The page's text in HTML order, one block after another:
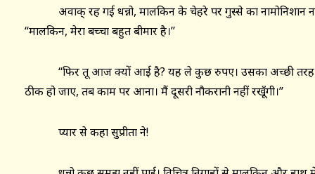
अवाक् रह गई धन्नो, मालकिन के चेहरे पर गुस्से का नामोनिशान
‘‘मालकिन, मेरा बच्चा बहुत बीमार है।’’
‘‘फिर तू आज क्यों आई है? यह ले कुछ रुपए। उसका अच्छी तरह
ठीक हो जाए, तब काम पर आना। मैं दूसरी नौकरानी नहीं रखूँगी।’’
प्यार से कहा सुप्रीता ने!